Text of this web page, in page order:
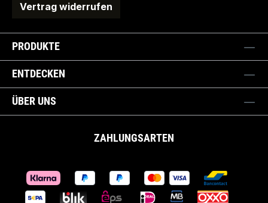
Vertrag widerrufen
PRODUKTE
ENTDECKEN
ÜBER UNS
ZAHLUNGSARTEN